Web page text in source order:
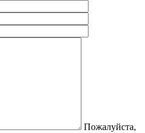
Пожалуйста,